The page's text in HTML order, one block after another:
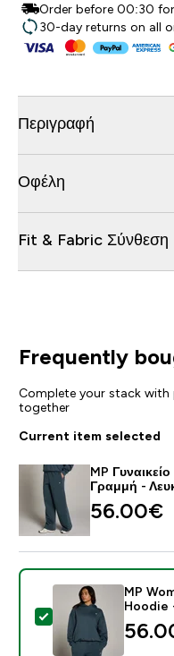
Order before 00:30
30-day returns on all
Περιγραφή
Οφέλη
Fit & Fabric Σύνθεση
Frequently
Complete your stack
together
Current item selected
MP
Γραμμή -
56.00€‎
Select this
MP
Hoodie